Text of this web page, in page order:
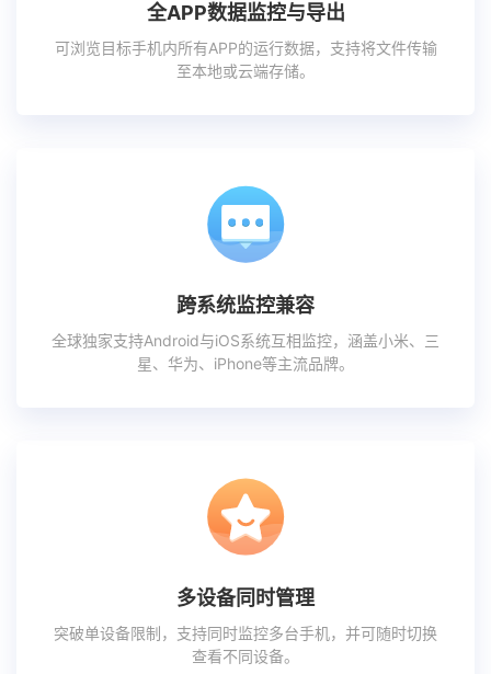
全APP数据监控与导出
可浏览目标手机内所有APP的运行数据，支持将文件传输
至本地或云端存储。
跨系统监控兼容
全球独家支持Android与iOS系统互相监控，涵盖小米、三
星、华为、iPhone等主流品牌。
多设备同时管理
突破单设备限制，支持同时监控多台手机，并可随时切换
查看不同设备。